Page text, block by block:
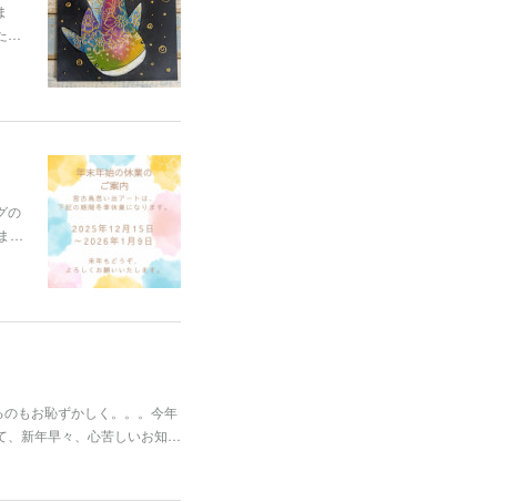
…
の
…
もお恥ずかしく。。。今年
新年早々、心苦しいお知…